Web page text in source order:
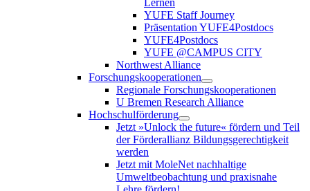
YUFE Staff Journey
Präsentation YUFE4Postdocs
YUFE4Postdocs
YUFE @CAMPUS CITY
Northwest Alliance
Forschungskooperationen
Regionale Forschungskooperationen
U Bremen Research Alliance
Hochschulförderung
Jetzt »Unlock the future« fördern und Teil
der Förderallianz Bildungsgerechtigkeit
werden
Jetzt mit MoleNet nachhaltige
Umweltbeobachtung und praxisnahe